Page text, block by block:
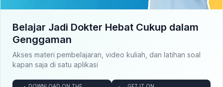
Belajar Jadi Dokter Hebat Cukup dalam
Genggaman
Akses materi pembelajaran, video kuliah, dan latihan soal
kapan saja di satu aplikasi